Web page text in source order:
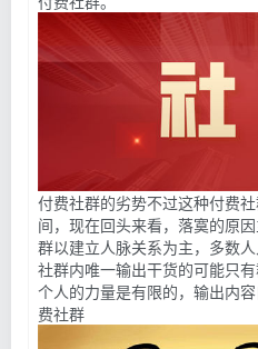
付费社群的劣势不过这种付费
间，现在回头来看，落寞的原
群以建立人脉关系为主，多数人
社群内唯一输出干货的可能只
个人的力量是有限的，输出内
费社群